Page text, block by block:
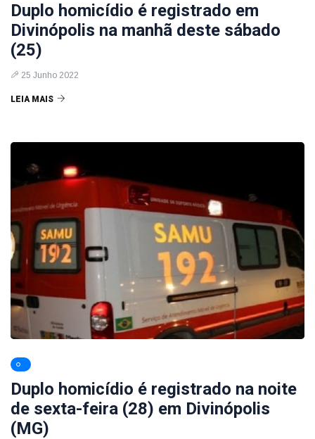
Duplo homicídio é registrado em
Divinópolis na manhã deste sábado
(25)
25 Junho 2022
LEIA MAIS
Duplo homicídio é registrado na noite
de sexta-feira (28) em Divinópolis
(MG)